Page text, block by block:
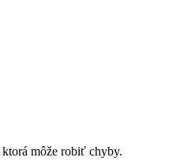
môže robiť chyby.